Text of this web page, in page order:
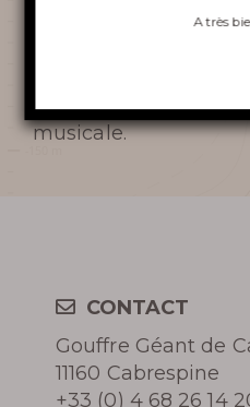
CABRESPINE
LA TOURNÉE
En
plus
musicale.
CONTACT
Gouffre Géant de
11160 Cabrespine
+33 (0) 4 68 26 14
A très